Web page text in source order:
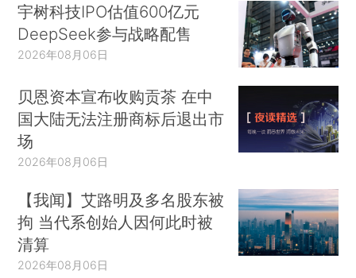
宇树科技IPO估值600亿元
DeepSeek参与战略配售
2026年08月06日
贝恩资本宣布收购贡茶 在中
国大陆无法注册商标后退出市
场
2026年08月06日
【我闻】艾路明及多名股东被
拘 当代系创始人因何此时被
清算
2026年08月06日